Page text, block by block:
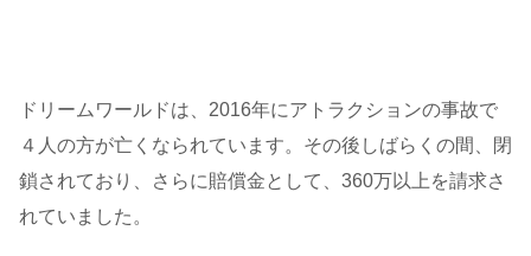
ドリームワールドは、2016年にアトラクションの事故で
４人の方が亡くなられています。その後しばらくの間、閉
鎖されており、さらに賠償金として、360万以上を請求さ
れていました。